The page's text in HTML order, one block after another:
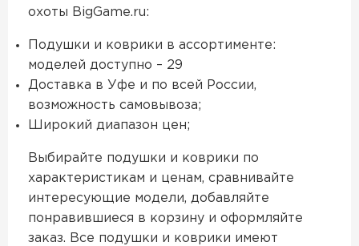
охоты BigGame.ru:
Подушки и коврики в ассортименте:
моделей доступно – 29
Доставка в Уфе и по всей России,
возможность самовывоза;
Широкий диапазон цен;
Выбирайте подушки и коврики по
характеристикам и ценам, сравнивайте
интересующие модели, добавляйте
понравившиеся в корзину и оформляйте
заказ. Все подушки и коврики имеют